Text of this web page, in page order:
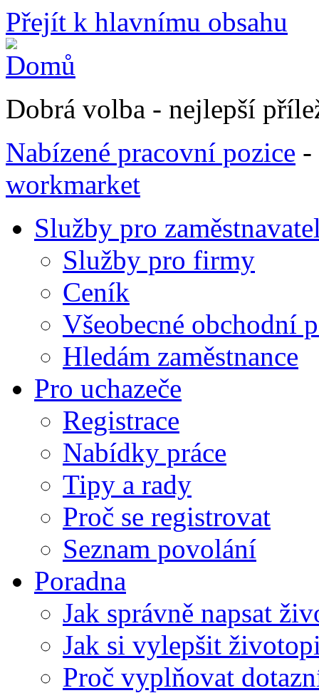
Přejít k hlavnímu obsahu
Dobrá volba - nejlepší
Nabízené pracovní pozice -
workmarket
Služby pro
Služby pro firmy
Ceník
Všeobecné obchodní
Hledám zaměstnance
Pro uchazeče
Registrace
Nabídky práce
Tipy a rady
Proč se registrovat
Seznam povolání
Poradna
Jak správně napsat
Jak si vylepšit
Proč vyplňovat